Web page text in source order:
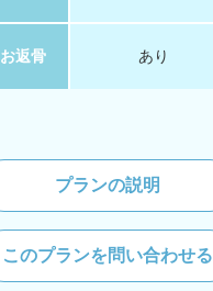
お返骨 あり
プランの説明
このプランを問い合わせる